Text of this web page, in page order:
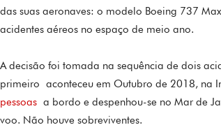
das suas aeronaves: o modelo Boeing 737
acidentes aéreos no espaço de meio ano.
A decisão foi tomada na sequência de dois
primeiro aconteceu em Outubro de 2018, na
pessoas a bordo e despenhou-se no Mar de
voo. Não houve sobreviventes.